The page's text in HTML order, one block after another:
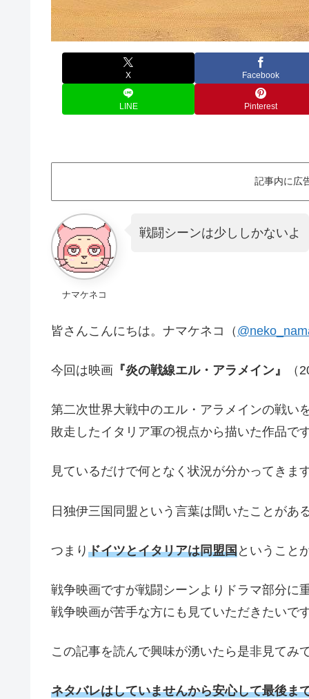
X Facebook
LINE Pinterest
記事内に広
ナマケネコ
戦闘シーンは少ししかないよ
皆さんこんにちは。ナマケネコ（
今回は映画 『炎の戦線エル・アラメイン』 （
第二次世界大戦中のエル・アラメインの戦い
敗走したイタリア軍の視点から描いた作品で
見ているだけで何となく状況が分かってきま
日独伊三国同盟という言葉は聞いたことがあ
つまり ドイツとイタリアは同盟国ということ
戦争映画ですが戦闘シーンよりドラマ部分に
戦争映画が苦手な方にも見ていただきたいで
この記事を読んで興味が湧いたら是非見てみ
ネタバレはしていませんから安心して最後ま